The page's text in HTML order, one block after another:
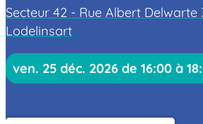
Secteur 42 - Rue Albert Delwarte
Lodelinsart
ven. 25 déc. 2026 de 16:00 à